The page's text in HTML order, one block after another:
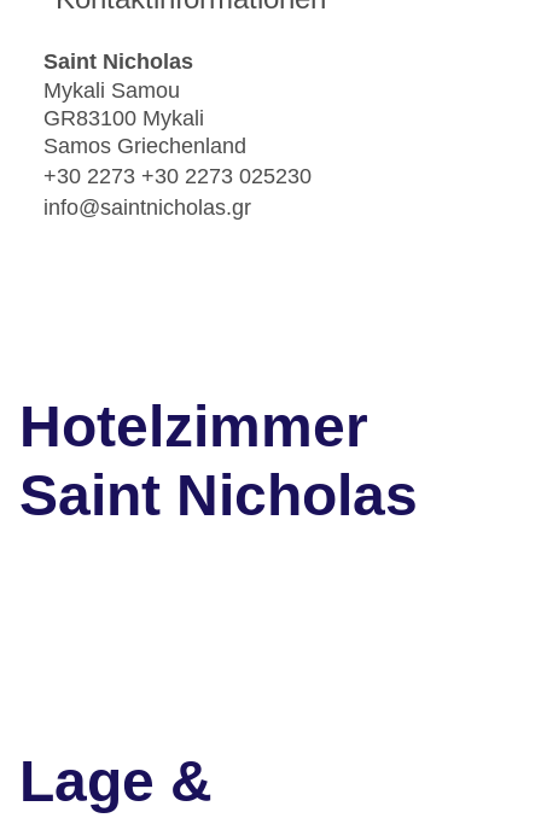
Saint Nicholas
Mykali Samou
GR83100 Mykali
Samos Griechenland
+30 2273 +30 2273 025230
info@saintnicholas.gr
Hotelzimmer
Saint Nicholas
Lage &